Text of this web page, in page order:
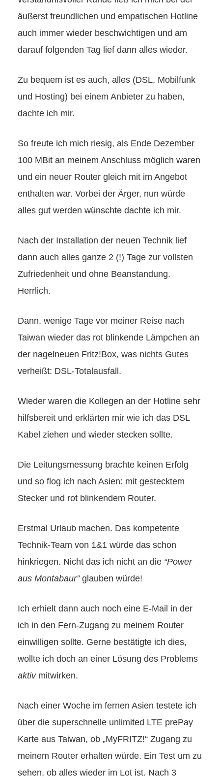
äußerst freundlichen und empatischen Hotline
auch immer wieder beschwichtigen und am
darauf folgenden Tag lief dann alles wieder.
Zu bequem ist es auch, alles (DSL, Mobilfunk
und Hosting) bei einem Anbieter zu haben,
dachte ich mir.
So freute ich mich riesig, als Ende Dezember
100 MBit an meinem Anschluss möglich waren
und ein neuer Router gleich mit im Angebot
enthalten war. Vorbei der Ärger, nun würde
alles gut werden wünschte dachte ich mir.
Nach der Installation der neuen Technik lief
dann auch alles ganze 2 (!) Tage zur vollsten
Zufriedenheit und ohne Beanstandung.
Herrlich.
Dann, wenige Tage vor meiner Reise nach
Taiwan wieder das rot blinkende Lämpchen an
der nagelneuen Fritz!Box, was nichts Gutes
verheißt: DSL-Totalausfall.
Wieder waren die Kollegen an der Hotline sehr
hilfsbereit und erklärten mir wie ich das DSL
Kabel ziehen und wieder stecken sollte.
Die Leitungsmessung brachte keinen Erfolg
und so flog ich nach Asien: mit gestecktem
Stecker und rot blinkendem Router.
Erstmal Urlaub machen. Das kompetente
Technik-Team von 1&1 würde das schon
hinkriegen. Nicht das ich nicht an die “Power
aus Montabaur”glauben würde!
Ich erhielt dann auch noch eine E-Mail in der
ich in den Fern-Zugang zu meinem Router
einwilligen sollte. Gerne bestätigte ich dies,
wollte ich doch an einer Lösung des Problems
aktivmitwirken.
Nach einer Woche im fernen Asien testete ich
über die superschnelle unlimited LTE prePay
Karte aus Taiwan, ob „MyFRITZ!“ Zugang zu
meinem Router erhalten würde. Ein Test um zu
sehen, ob alles wieder im Lot ist. Nach 3